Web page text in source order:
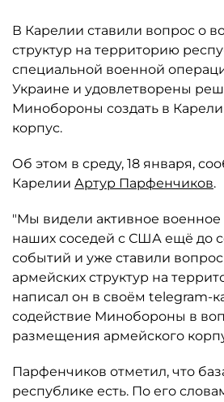
В Карелии ставили вопрос о
структур на территорию
специальной военной
Украине и удовлетворены
Минобороны создать в
корпус.
Об этом в среду, 18 января,
Карелии Артур Парфенчиков.
"Мы видели активное военное
наших соседей с США ещё до
событий и уже ставили вопрос
армейских структур на
написал он в своём telegram-
содействие Минобороны в
размещения армейского
Парфенчиков отметил, что
республике есть. По его